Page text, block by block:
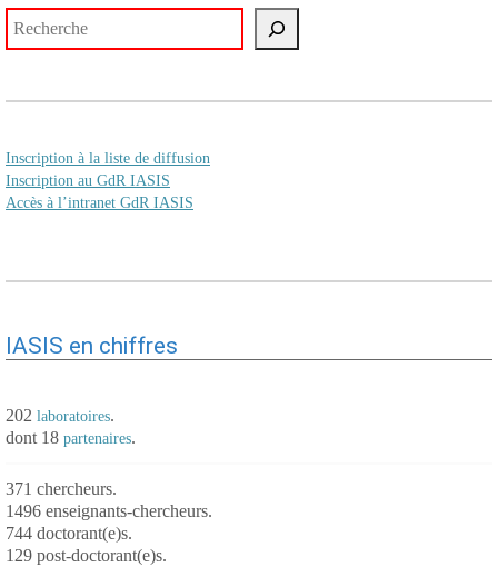
Inscription à la liste de diffusion
Inscription au GdR IASIS
Accès à l’intranet GdR IASIS
IASIS en chiffres
202 laboratoires.
dont 18 partenaires.
371 chercheurs.
1496 enseignants-chercheurs.
744 doctorant(e)s.
129 post-doctorant(e)s.